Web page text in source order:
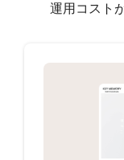
運用コスト